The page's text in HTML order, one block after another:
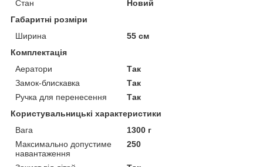
Стан
Новий
Габаритні розміри
Ширина
55 см
Комплектація
Аератори
Так
Замок-блискавка
Так
Ручка для перенесення
Так
Користувальницькі характеристики
Вага
1300 г
Максимально допустиме
навантаження
250